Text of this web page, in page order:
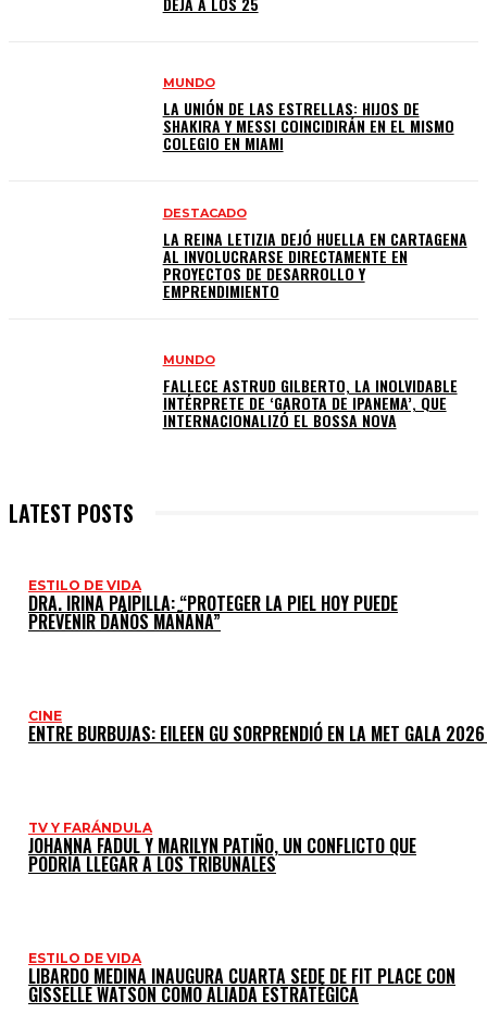
MUNDO
LA UNIÓN DE LAS ESTRELLAS: HIJOS DE
SHAKIRA Y MESSI COINCIDIRÁN EN EL MISMO
COLEGIO EN MIAMI
DESTACADO
LA REINA LETIZIA DEJÓ HUELLA EN CARTAGENA
AL INVOLUCRARSE DIRECTAMENTE EN
PROYECTOS DE DESARROLLO Y
EMPRENDIMIENTO
MUNDO
FALLECE ASTRUD GILBERTO, LA INOLVIDABLE
INTÉRPRETE DE ‘GAROTA DE IPANEMA’, QUE
INTERNACIONALIZÓ EL BOSSA NOVA
LATEST POSTS
ESTILO DE VIDA
DRA. IRINA PAIPILLA: “PROTEGER LA PIEL HOY PUEDE
PREVENIR DAÑOS MAÑANA”
CINE
ENTRE BURBUJAS: EILEEN GU SORPRENDIÓ EN LA MET GALA
TV Y FARÁNDULA
JOHANNA FADUL Y MARILYN PATIÑO, UN CONFLICTO QUE
PODRÍA LLEGAR A LOS TRIBUNALES
ESTILO DE VIDA
LIBARDO MEDINA INAUGURA CUARTA SEDE DE FIT PLACE CON
GISSELLE WATSON COMO ALIADA ESTRATÉGICA